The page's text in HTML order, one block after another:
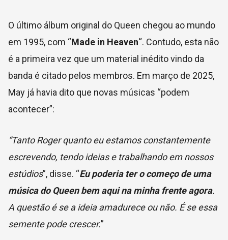
O último álbum original do Queen chegou ao mundo
em 1995, com “Made in Heaven“. Contudo, esta não
é a primeira vez que um material inédito vindo da
banda é citado pelos membros. Em março de 2025,
May já havia dito que novas músicas “podem
acontecer”:
“Tanto Roger quanto eu estamos constantemente
escrevendo, tendo ideias e trabalhando em nossos
estúdios”, disse. “Eu poderia ter o começo de uma
música do Queen bem aqui na minha frente agora.
A questão é se a ideia amadurece ou não. É se essa
semente pode crescer.”